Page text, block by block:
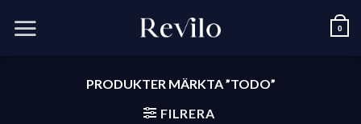
0
PRODUKTER MÄRKTA ”TODO”
FILRERA